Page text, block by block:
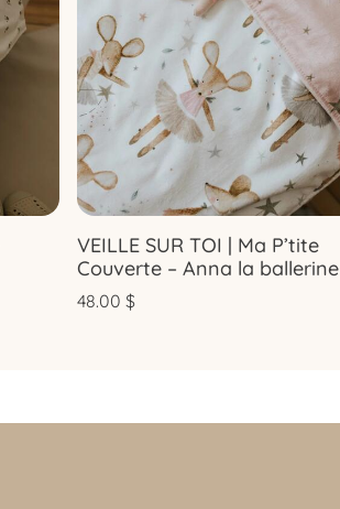
VEILLE SUR TOI | Ma P’tite
Couverte – Anna la ballerine
48.00 $